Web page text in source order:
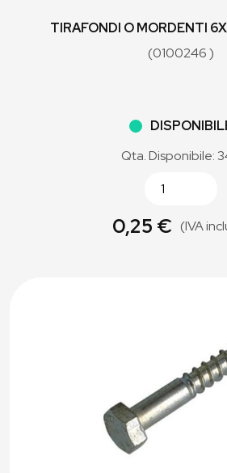
TIRAFONDI O MORDENTI
(0100246 )
Qta. Disponibile:
0,25 € (IVA